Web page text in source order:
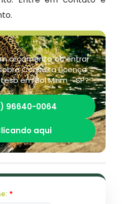
orçamento ou entrar
Consulta Licença
em Boi Mirim - SP?
96640-0064
aqui
*